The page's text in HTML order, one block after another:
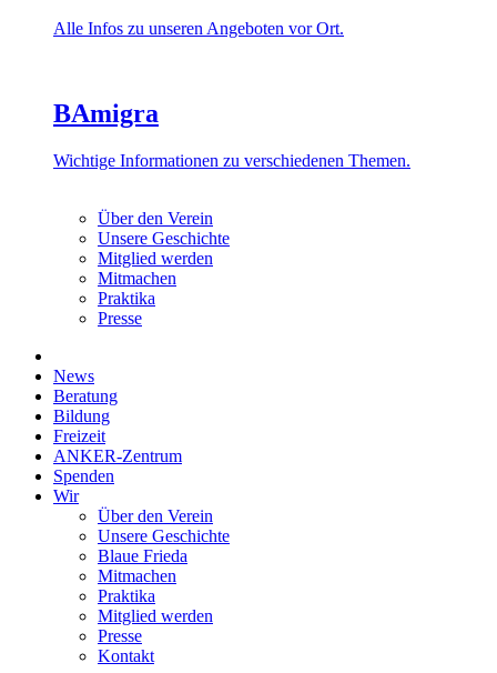
Alle Infos zu unseren Angeboten vor Ort.
BAmigra
Wichtige Informationen zu verschiedenen Themen.
Über den Verein
Unsere Geschichte
Mitglied werden
Mitmachen
Praktika
Presse
News
Beratung
Bildung
Freizeit
ANKER-Zentrum
Spenden
Wir
Über den Verein
Unsere Geschichte
Blaue Frieda
Mitmachen
Praktika
Mitglied werden
Presse
Kontakt